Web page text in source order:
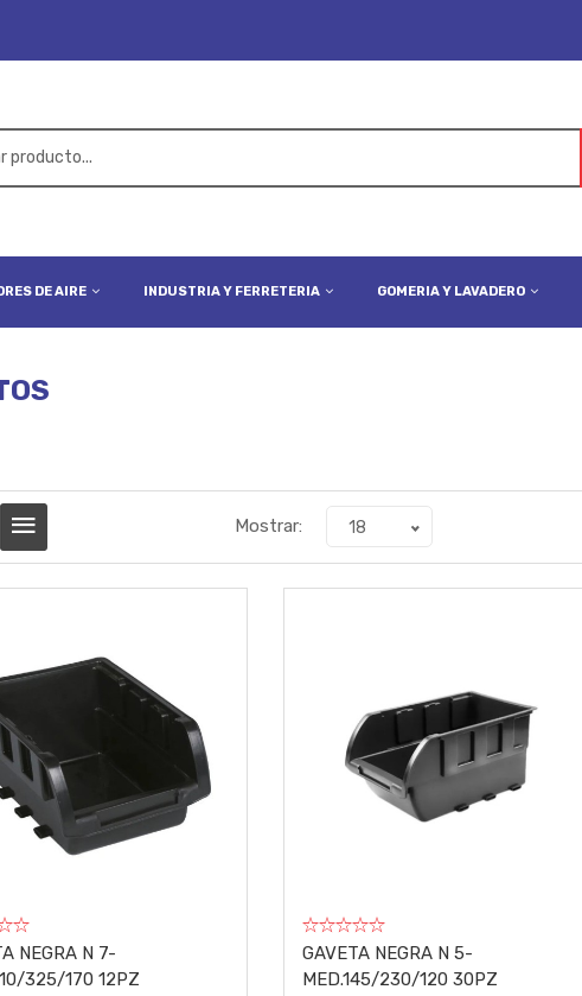
DE AIRE INDUSTRIA Y FERRETERIA GOMERIA Y LAVADERO
Mostrar: 18
NEGRA N 7-
325/170 12PZ
GAVETA NEGRA N 5-
MED.145/230/120 30PZ